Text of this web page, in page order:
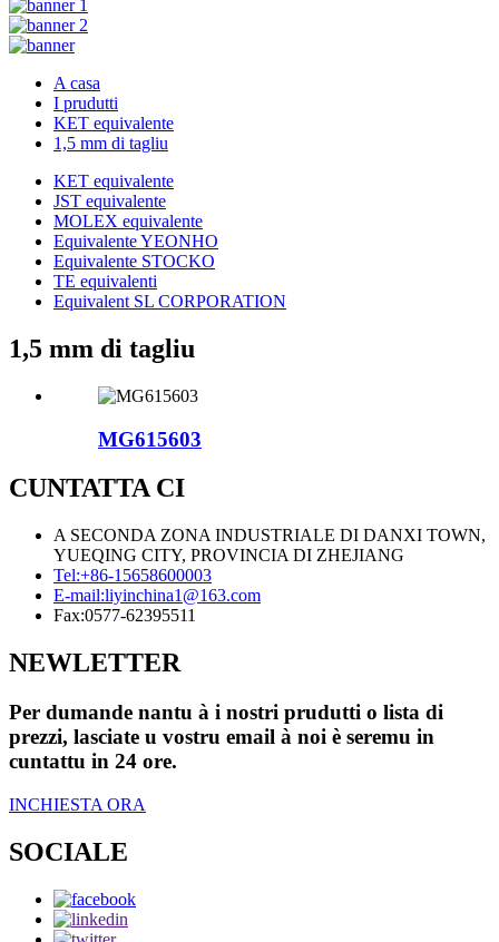
A casa
I prudutti
KET equivalente
1,5 mm di tagliu
KET equivalente
JST equivalente
MOLEX equivalente
Equivalente YEONHO
Equivalente STOCKO
TE equivalenti
Equivalent SL CORPORATION
1,5 mm di tagliu
MG615603
CUNTATTA CI
A SECONDA ZONA INDUSTRIALE DI DANXI TOWN,
YUEQING CITY, PROVINCIA DI ZHEJIANG
Tel:+86-15658600003
E-mail:liyinchina1@163.com
Fax:0577-62395511
NEWLETTER
Per dumande nantu à i nostri prudutti o lista di
prezzi, lasciate u vostru email à noi è seremu in
cuntattu in 24 ore.
INCHIESTA ORA
SOCIALE